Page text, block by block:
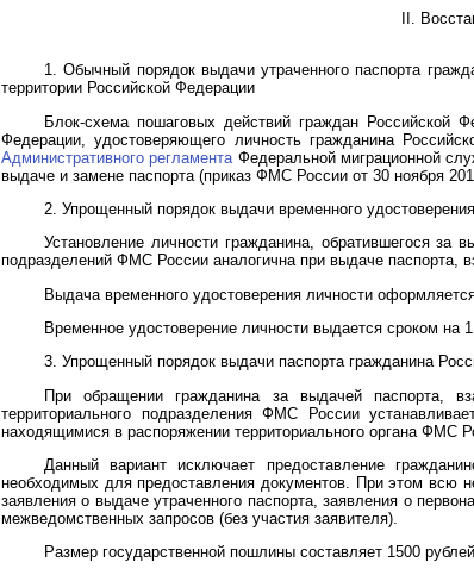
II.
1. Обычный порядок выдачи утраченного паспорта
территории Российской Федерации
Блок-схема пошаговых действий граждан Российской
Федерации, удостоверяющего личность гражданина
Административного регламента Федеральной миграционной
выдаче и замене паспорта (приказ ФМС России от 30 ноября
2. Упрощенный порядок выдачи временного
Установление личности гражданина, обратившегося за
подразделений ФМС России аналогична при выдаче паспорта,
Выдача временного удостоверения личности
Временное удостоверение личности выдается сроком на
3. Упрощенный порядок выдачи паспорта гражданина
При обращении гражданина за выдачей паспорта,
территориального подразделения ФМС России
находящимися в распоряжении территориального органа ФМС
Данный вариант исключает предоставление
необходимых для предоставления документов. При этом всю
заявления о выдаче утраченного паспорта, заявления о
межведомственных запросов (без участия заявителя).
Размер государственной пошлины составляет 1500